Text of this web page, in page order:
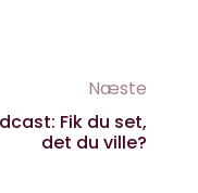
Næste
Fik du set,
det du ville?